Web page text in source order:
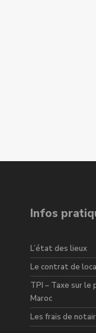
Infos
L’état des lieux
Le contrat de
TPI – Taxe sur le
Maroc
Les frais de